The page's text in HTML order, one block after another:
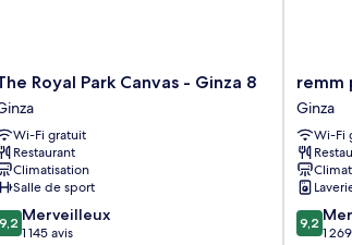
Royal Park Canvas - Ginza 8
Wi-Fi gratuit
Restaurant
Climatisation
Salle de sport
9,2 Merveilleux
1 145 avis
remm
plus
Ginza
Ginza
remm
Ginza
Wi-Fi
9.2
sur
9,2
1